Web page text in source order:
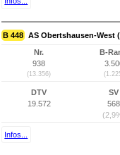
B 448 AS Obertshausen-West
Nr.
938
(13.356)
B-
DTV
19.572
SV
568
Infos...